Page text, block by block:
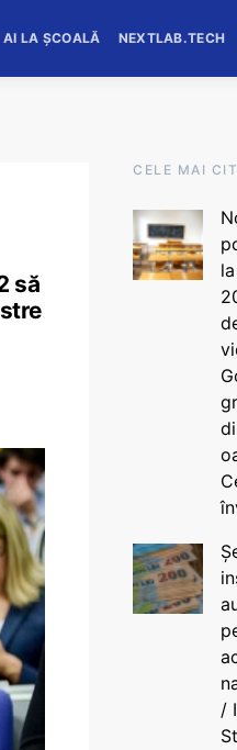
AI LA ȘCOALĂ NEXTLAB.TECH
să
CELE MAI
/